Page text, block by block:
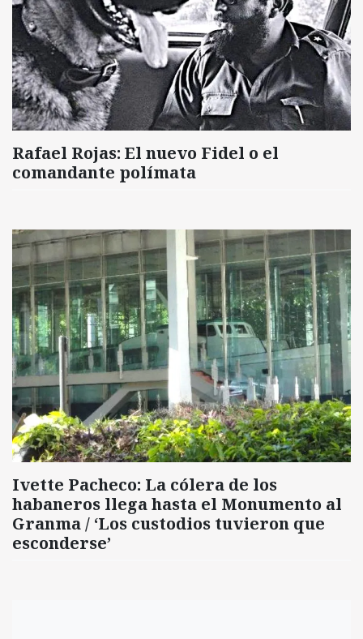
Rafael Rojas: El nuevo Fidel o el
comandante polímata
Ivette Pacheco: La cólera de los
habaneros llega hasta el Monumento al
Granma / ‘Los custodios tuvieron que
esconderse’